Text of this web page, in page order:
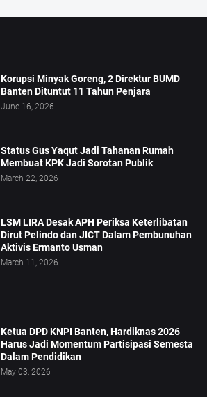
Korupsi Minyak Goreng, 2 Direktur BUMD
Banten Dituntut 11 Tahun Penjara
June 16, 2026
Status Gus Yaqut Jadi Tahanan Rumah
Membuat KPK Jadi Sorotan Publik
March 22, 2026
LSM LIRA Desak APH Periksa Keterlibatan
Dirut Pelindo dan JICT Dalam Pembunuhan
Aktivis Ermanto Usman
March 11, 2026
Ketua DPD KNPI Banten, Hardiknas 2026
Harus Jadi Momentum Partisipasi Semesta
Dalam Pendidikan
May 03, 2026